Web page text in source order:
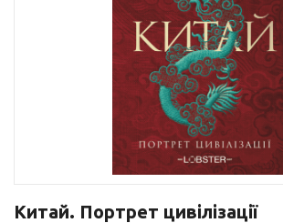
Китай. Портрет цивілізації